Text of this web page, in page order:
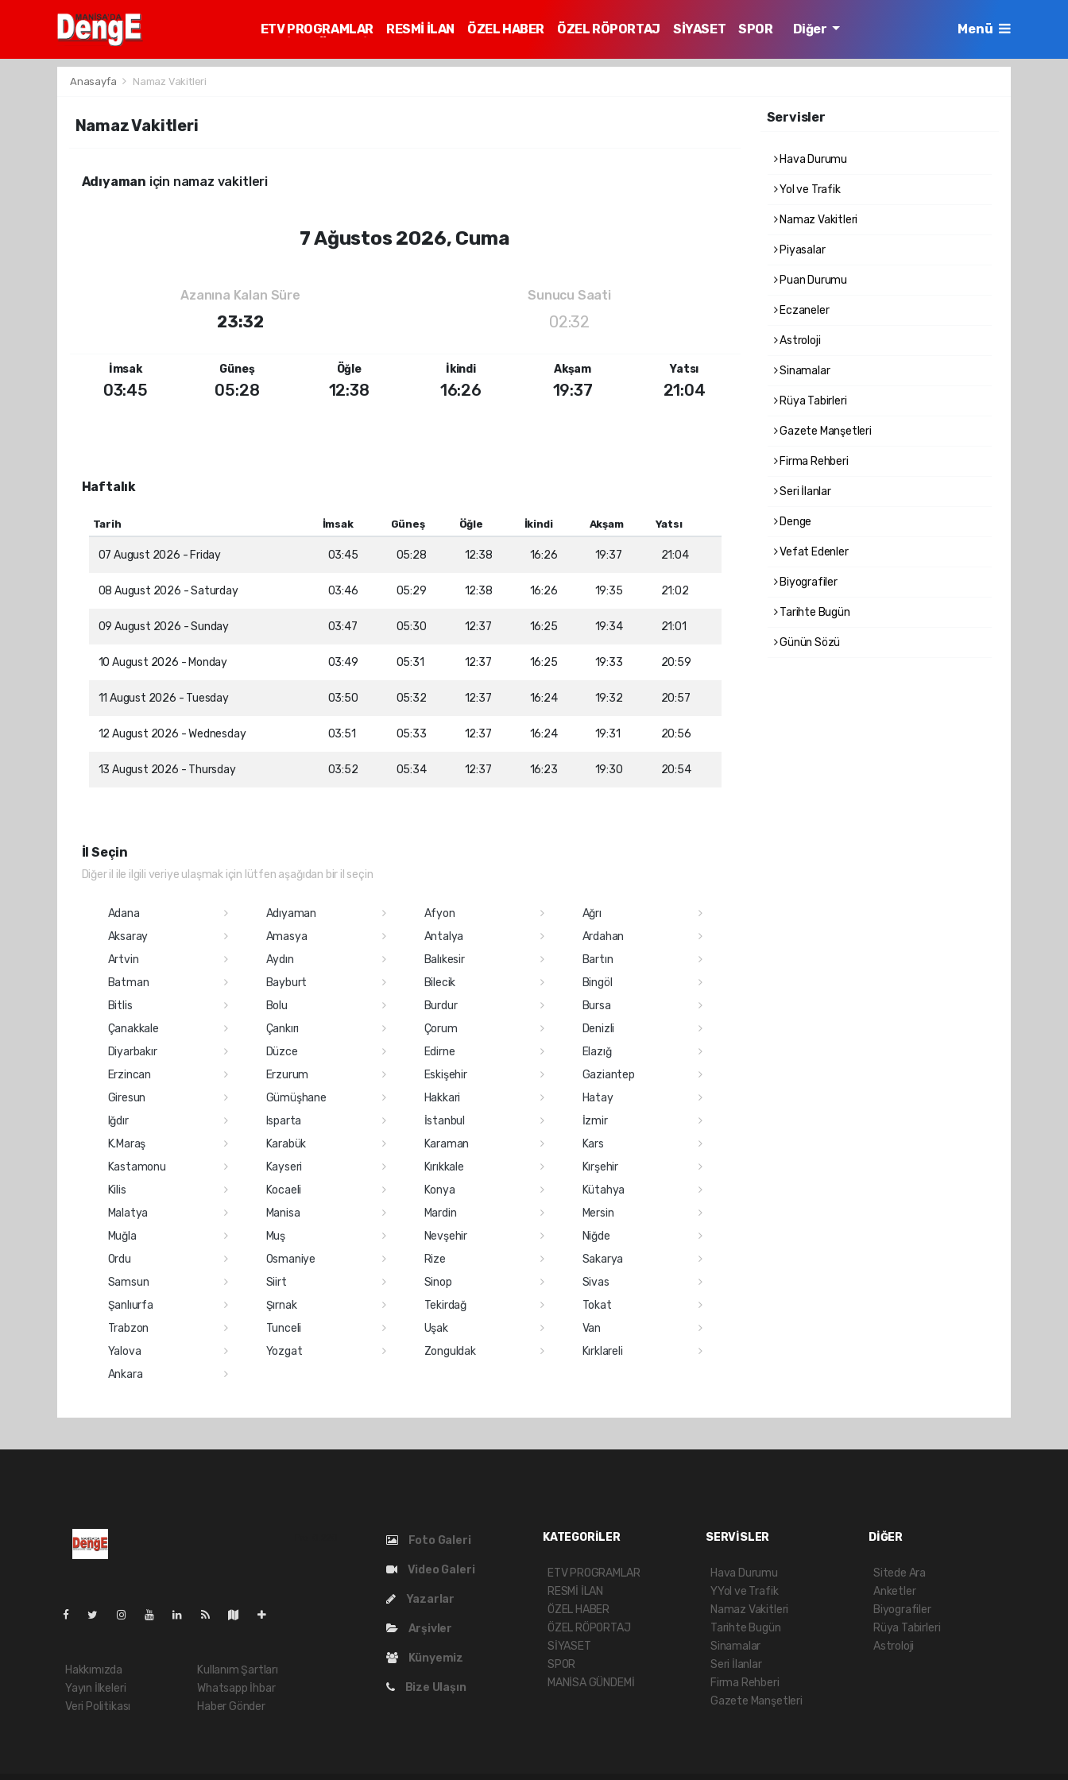
ETV PROGRAMLAR RESMİ İLAN ÖZEL HABER ÖZEL RÖPORTAJ SİYASET
SPOR
Diğer Menü
Anasayfa Namaz Vakitleri
Namaz Vakitleri
Adıyaman için namaz vakitleri
7 Ağustos 2026, Cuma
Azanına Kalan Süre
23:32
Sunucu Saati
02:32
İmsak
03:45
Güneş
05:28
Öğle
12:38
İkindi
16:26
Akşam
19:37
Yatsı
21:04
Haftalık
Tarih İmsak Güneş Öğle İkindi Akşam Yatsı
07 August 2026 - Friday 03:45 05:28 12:38 16:26 19:37 21:04
08 August 2026 - Saturday 03:46 05:29 12:38 16:26 19:35 21:02
09 August 2026 - Sunday 03:47 05:30 12:37 16:25 19:34 21:01
10 August 2026 - Monday 03:49 05:31 12:37 16:25 19:33 20:59
11 August 2026 - Tuesday 03:50 05:32 12:37 16:24 19:32 20:57
12 August 2026 - Wednesday 03:51 05:33 12:37 16:24 19:31 20:56
13 August 2026 - Thursday 03:52 05:34 12:37 16:23 19:30 20:54
İl Seçin
Diğer il ile ilgili veriye ulaşmak için lütfen aşağıdan bir il seçin
Adana Adıyaman Afyon
Ağrı
Aksaray
Amasya Antalya
Ardahan
Artvin
Aydın Balıkesir
Bartın
Batman
Bayburt Bilecik
Bingöl
Bitlis
Bolu Burdur
Bursa
Çanakkale
Çankırı Çorum
Denizli
Diyarbakır
Düzce Edirne
Elazığ
Erzincan
Erzurum Eskişehir
Gaziantep
Giresun
Gümüşhane Hakkari
Hatay
Iğdır
Isparta İstanbul
İzmir
K.Maraş
Karabük Karaman
Kars
Kastamonu
Kayseri Kırıkkale
Kırşehir
Kilis
Kocaeli Konya
Kütahya
Malatya
Manisa Mardin
Mersin
Muğla
Muş Nevşehir
Niğde
Ordu
Osmaniye Rize
Sakarya
Samsun
Siirt Sinop
Sivas
Şanlıurfa
Şırnak Tekirdağ
Tokat
Trabzon
Tunceli Uşak
Van
Yalova
Yozgat Zonguldak
Kırklareli
Ankara
Servisler
Hava Durumu
Yol ve Trafik
Namaz Vakitleri
Piyasalar
Puan Durumu
Eczaneler
Astroloji
Sinamalar
Rüya Tabirleri
Gazete Manşetleri
Firma Rehberi
Seri İlanlar
Denge
Vefat Edenler
Biyografiler
Tarihte Bugün
Günün Sözü
Hakkımızda
Yayın İlkeleri
Veri Politikası
Kullanım Şartları
Whatsapp İhbar
Haber Gönder
Foto Galeri
Video Galeri
Yazarlar
Arşivler
Künyemiz
Bize Ulaşın
KATEGORİLER
ETV PROGRAMLAR
RESMİ İLAN
ÖZEL HABER
ÖZEL RÖPORTAJ
SİYASET
SPOR
MANİSA GÜNDEMİ
SERVİSLER
Hava Durumu
YYol ve Trafik
Namaz Vakitleri
Tarihte Bugün
Sinamalar
Seri İlanlar
Firma Rehberi
Gazete Manşetleri
DİĞER
Sitede Ara
Anketler
Biyografiler
Rüya Tabirleri
Astroloji